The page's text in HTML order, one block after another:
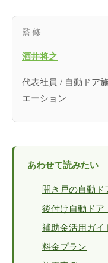
監修
酒井将之
代表社員 / 自動ドア
エーション
あわせて読みたい
開き戸の自動ド
後付け自動ドア
補助金活用ガイ
料金プラン